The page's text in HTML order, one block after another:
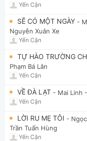
Yến Cận
SẼ CÓ MỘT NGÀY -
Nguyễn Xuân Xe
Yến Cận
TỰ HÀO TRƯỜNG
Phạm Bá Lân
Yến Cận
VỀ ĐÀ LẠT - Mai Linh
Yến Cận
LỜI RU MẸ TÔI -
Trần Tuấn Hùng
Yến Cận